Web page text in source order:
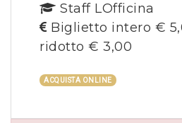
Staff LOfficina
Biglietto intero €
ridotto € 3,00
ACQUISTA ONLINE